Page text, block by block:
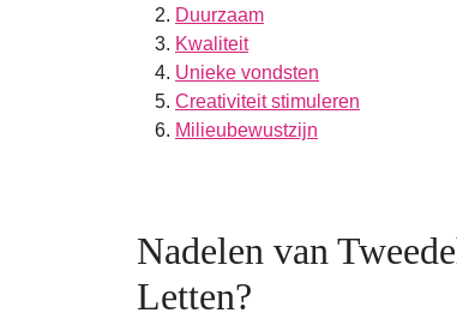
Duurzaam
Kwaliteit
Unieke vondsten
Creativiteit stimuleren
Milieubewustzijn
Nadelen van
Letten?